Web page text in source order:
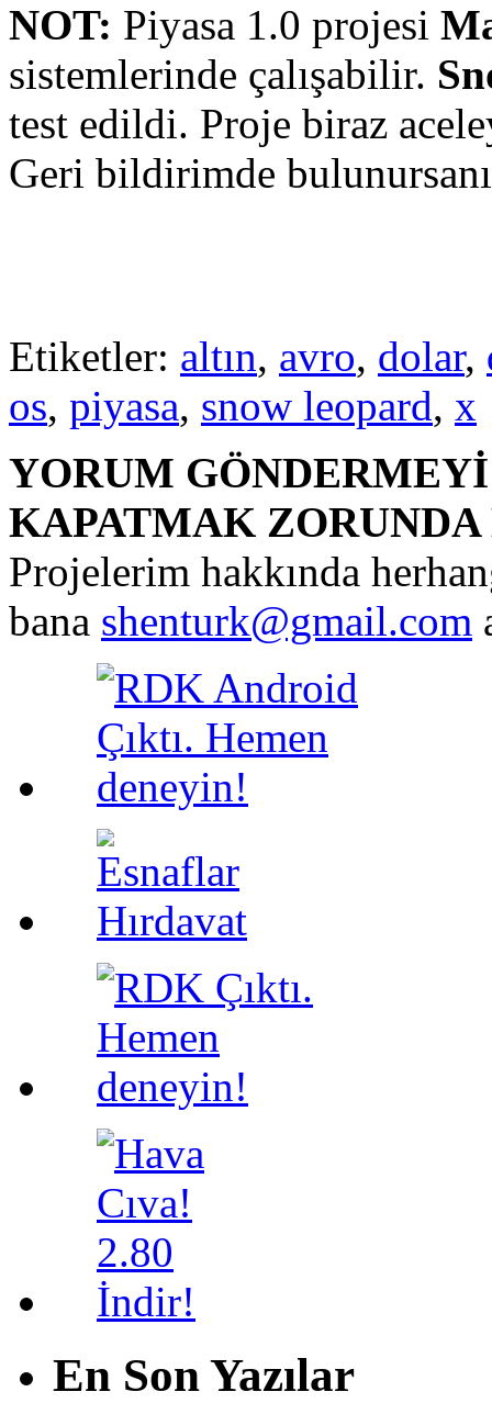
NOT: Piyasa 1.0 projesi
sistemlerinde çalışabilir.
test edildi. Proje biraz
Geri bildirimde
Etiketler: altın, avro, dolar,
os, piyasa, snow leopard, x
YORUM
KAPATMAK
Projelerim hakkında
bana shenturk@gmail.com
En Son Yazılar